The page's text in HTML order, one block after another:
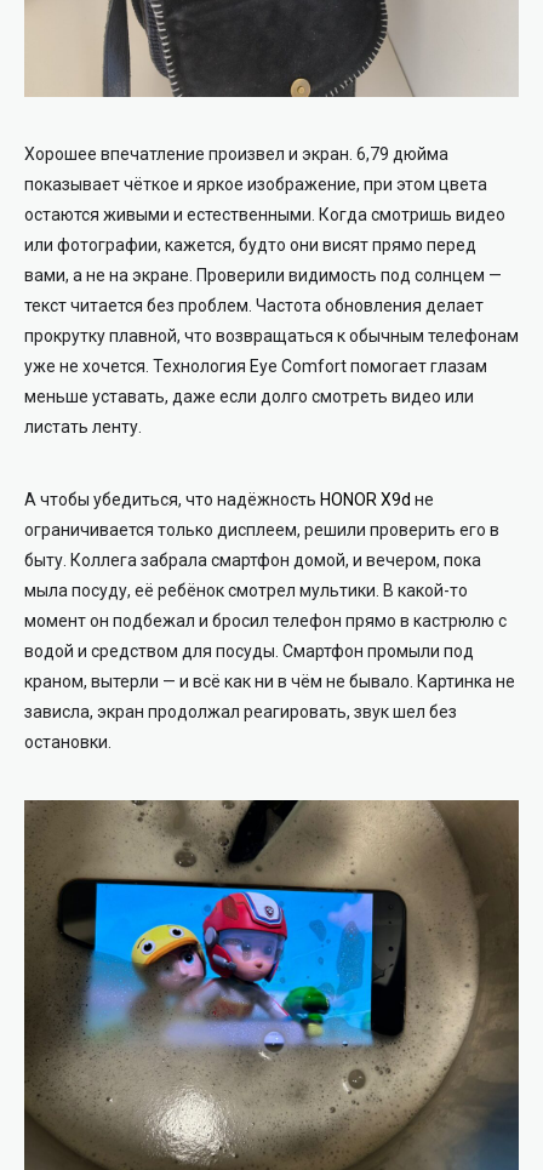
Хорошее впечатление произвел и экран. 6,79 дюйма
показывает чёткое и яркое изображение, при этом цвета
остаются живыми и естественными. Когда смотришь видео
или фотографии, кажется, будто они висят прямо перед
вами, а не на экране. Проверили видимость под солнцем —
текст читается без проблем. Частота обновления делает
прокрутку плавной, что возвращаться к обычным телефонам
уже не хочется. Технология Eye Comfort помогает глазам
меньше уставать, даже если долго смотреть видео или
листать ленту.
А чтобы убедиться, что надёжность HONOR X9d не
ограничивается только дисплеем, решили проверить его в
быту. Коллега забрала смартфон домой, и вечером, пока
мыла посуду, её ребёнок смотрел мультики. В какой-то
момент он подбежал и бросил телефон прямо в кастрюлю с
водой и средством для посуды. Смартфон промыли под
краном, вытерли — и всё как ни в чём не бывало. Картинка не
зависла, экран продолжал реагировать, звук шел без
остановки.